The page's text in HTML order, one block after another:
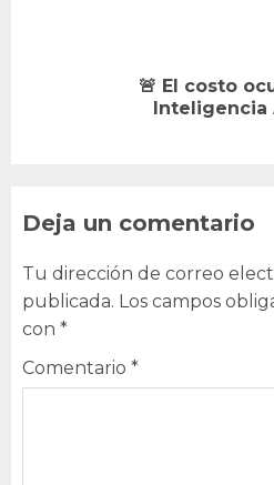
🚨 El costo
Inteligencia
Deja un comentario
Tu dirección de correo
publicada. Los campos
con *
Comentario *